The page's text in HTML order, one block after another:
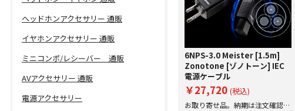
ヘッドホンアクセサリー 通販
イヤホンアクセサリー 通販
ミニコンポ/レシーバー 通販
AVアクセサリー 通販
電源アクセサリー
6NPS-3.0 Meister [1.5m]
Zonotone [ゾノトーン] IEC
電源ケーブル
￥27,720 (税込)
お取り寄せ品。納期は注文確認後